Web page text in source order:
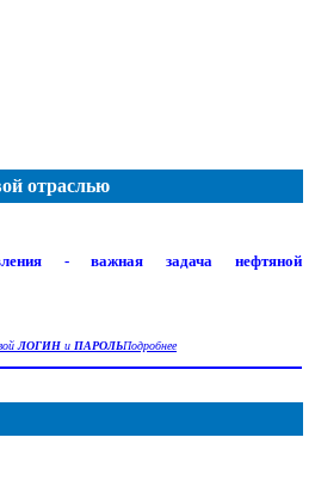
отраслью
- важная задача нефтяной
ЛОГИН и ПАРОЛЬПодробнее